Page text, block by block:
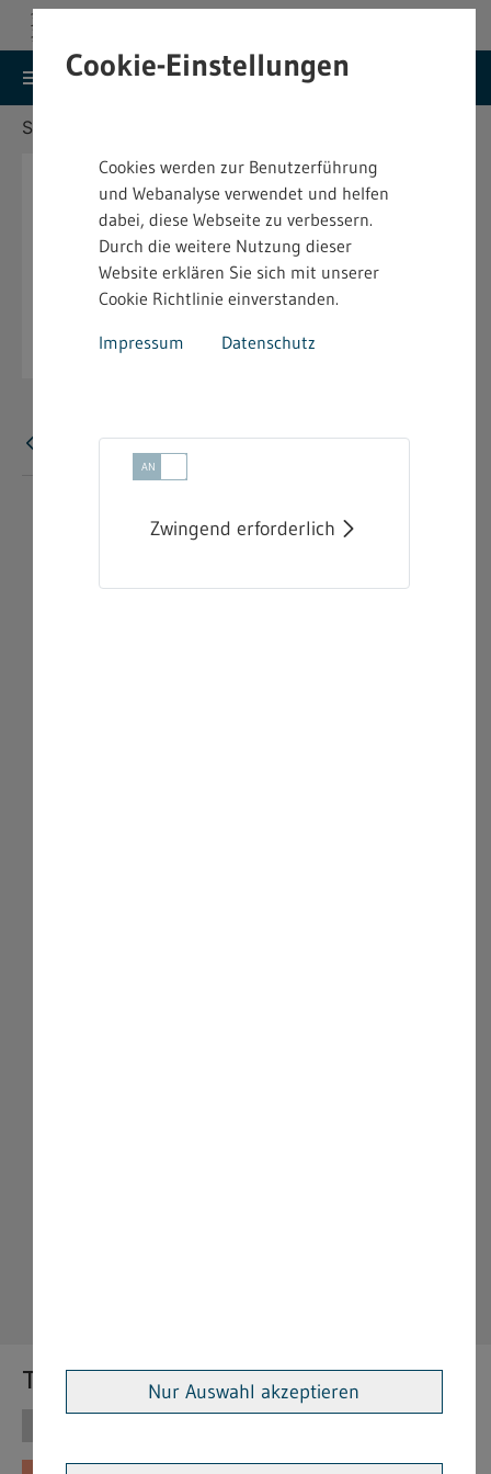
menu Menu search Suche
Sie befinden sich hier:
Fehler
Cookie-Einstellungen
Cookies werden zur Benutzerführung
und Webanalyse verwendet und helfen
dabei, diese Webseite zu verbessern.
Durch die weitere Nutzung dieser
Website erklären Sie sich mit unserer
Cookie Richtlinie einverstanden.
Impressum
Datenschutz
Zwingend erforderlich
Nur Auswahl akzeptieren
Themen